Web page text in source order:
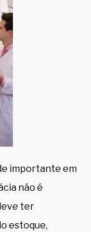
importante em
não é
ter
estoque,